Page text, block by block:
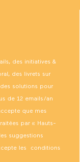
des initiatives &
des livrets sur
solutions pour
de 12 emails/an
que mes
par « Hauts-
suggestions
les conditions